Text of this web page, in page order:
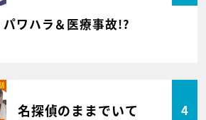
ワハラ＆医療事故!?
名探偵のままでいて 4